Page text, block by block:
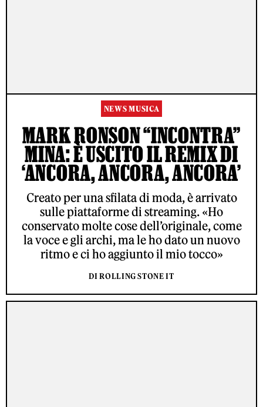
NEWS MUSICA
MARK RONSON “INCONTRA”
MINA: È USCITO IL REMIX DI
‘ANCORA, ANCORA, ANCORA’
Creato per una sfilata di moda, è arrivato
sulle piattaforme di streaming. «Ho
conservato molte cose dell’originale, come
la voce e gli archi, ma le ho dato un nuovo
ritmo e ci ho aggiunto il mio tocco»
DI ROLLING STONE IT